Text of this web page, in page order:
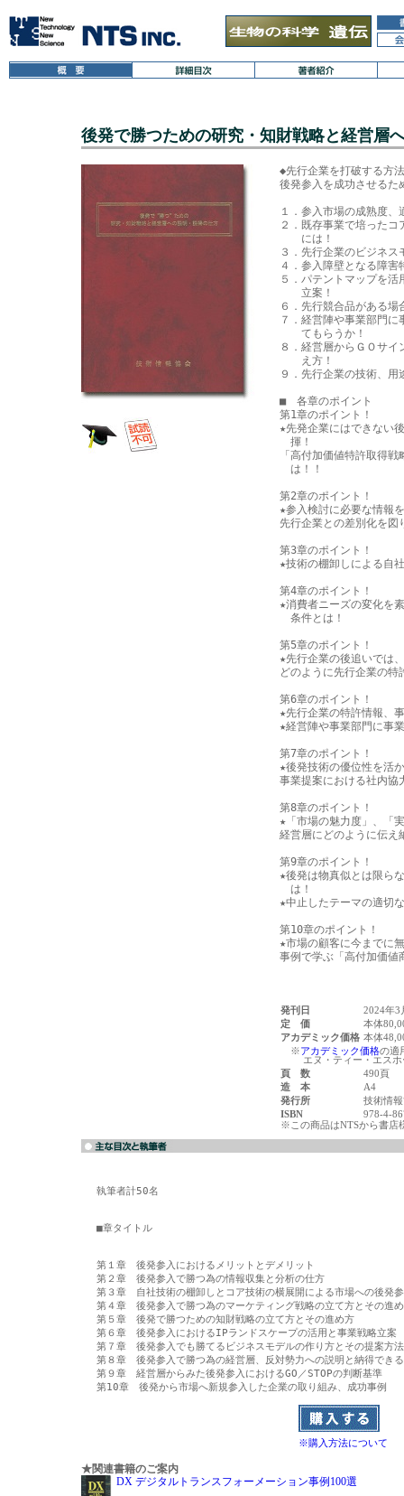
後発で勝つための研究・知財戦略と経営層
◆先行企業を打破する方
後発参入を成功させるた
１．参入市場の成熟度
２．既存事業で培った
には！
３．先行企業のビジネ
４．参入障壁となる障
５．パテントマップを
立案！
６．先行競合品がある
７．経営陣や事業部門
てもらうか！
８．経営層からＧＯサ
え方！
９．先行企業の技術、
■　各章のポイント
第1章のポイント！
★先発企業にはできない
揮！
「高付加価値特許取得
は！！
第2章のポイント！
★参入検討に必要な情報
先行企業との差別化を図
第3章のポイント！
★技術の棚卸しによる自
第4章のポイント！
★消費者ニーズの変化を
条件とは！
第5章のポイント！
★先行企業の後追いでは
どのように先行企業の
第6章のポイント！
★先行企業の特許情報、
★経営陣や事業部門に事
第7章のポイント！
★後発技術の優位性を活
事業提案における社内協
第8章のポイント！
★「市場の魅力度」、「
経営層にどのように伝え
第9章のポイント！
★後発は物真似とは限ら
は！
★中止したテーマの適切
第10章のポイント！
★市場の顧客に今までに
発刊日
2024年3
定 価
本体
アカデミック価格 本体
※アカデミック価格の適
エヌ・ティー・エスホ
頁 数
490頁
造 本
A4
発行所
技術情
ISBN
978-4-
※この商品はNTSから書店
執筆者計50名
■章タイトル
第１章　後発参入におけるメリットとデメリット
第２章　後発参入で勝つ為の情報収集と分析の仕方
第３章　自社技術の棚卸しとコア技術の横展開による市場への後発
第４章　後発参入で勝つ為のマーケティング戦略の立て方とその進
第５章　後発で勝つための知財戦略の立て方とその進め方
第６章　後発参入におけるIPランドスケープの活用と事業戦略立案
第７章　後発参入でも勝てるビジネスモデルの作り方とその提案方法
第８章　後発参入で勝つ為の経営層、反対勢力への説明と納得でき
第９章　経営層からみた後発参入におけるGO／STOPの判断基準
※購入方法について
★関連書籍のご案内
DX デジタルトランスフォーメーション事例100選